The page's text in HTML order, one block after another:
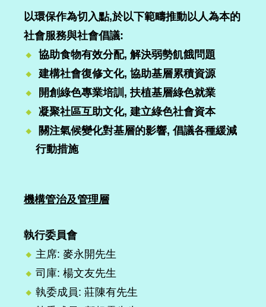
以環保作為切入點,於以下範疇推動以人為本的
社會服務與社會倡議:
協助食物有效分配, 解決弱勢飢餓問題
建構社會復修文化, 協助基層累積資源
開創綠色專業培訓, 扶植基層綠色就業
凝聚社區互助文化, 建立綠色社會資本
關注氣候變化對基層的影響, 倡議各種緩減
行動措施
機構管治及管理層
執行委員會
主席: 麥永開先生
司庫: 楊文友先生
執委成員: 莊陳有先生